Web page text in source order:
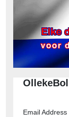
Email Address